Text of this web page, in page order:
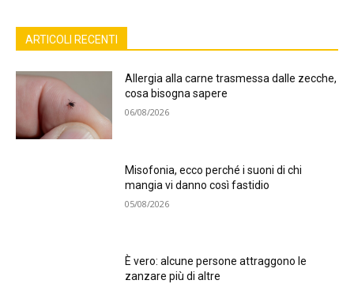
ARTICOLI RECENTI
Allergia alla carne trasmessa dalle zecche,
cosa bisogna sapere
06/08/2026
Misofonia, ecco perché i suoni di chi
mangia vi danno così fastidio
05/08/2026
È vero: alcune persone attraggono le
zanzare più di altre